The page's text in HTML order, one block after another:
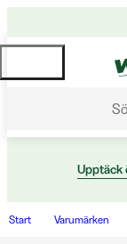
Upptäck
Start Varumärken